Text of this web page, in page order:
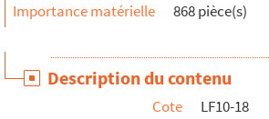
Importance matérielle
868 pièce(s)
Description du contenu
Cote
LF10-18